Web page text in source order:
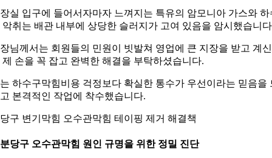
실 입구에 들어서자마자 느껴지는 특유의 암모니아 가스와 하
악취는 배관 내부에 상당한 슬러지가 고여 있음을 암시했습니
님께서는 회원들의 민원이 빗발쳐 영업에 큰 지장을 받고 계
제 손을 꼭 잡고 완벽한 해결을 부탁하셨습니다.
하수구막힘비용 걱정보다 확실한 통수가 우선이라는 믿음을
본격적인 작업에 착수했습니다.
구 변기막힘 오수관막힘 테이핑 제거 해결책
당구 오수관막힘 원인 규명을 위한 정밀 진단